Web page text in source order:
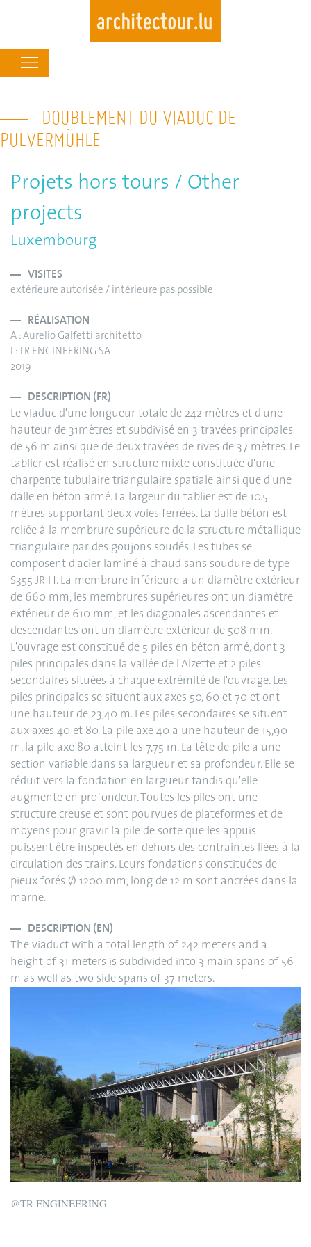
main
navigation
DOUBLEMENT DU VIADUC DE
PULVERMÜHLE
Projets hors tours / Other
projects
Luxembourg
VISITES
extérieure autorisée / intérieure pas possible
RÉALISATION
A : Aurelio Galfetti architetto
I : TR ENGINEERING SA
2019
DESCRIPTION (FR)
Le viaduc d'une longueur totale de 242 mètres et d'une
hauteur de 31mètres et subdivisé en 3 travées principales
de 56 m ainsi que de deux travées de rives de 37 mètres. Le
tablier est réalisé en structure mixte constituée d'une
charpente tubulaire triangulaire spatiale ainsi que d'une
dalle en béton armé. La largeur du tablier est de 10.5
mètres supportant deux voies ferrées. La dalle béton est
reliée à la membrure supérieure de la structure métallique
triangulaire par des goujons soudés. Les tubes se
composent d'acier laminé à chaud sans soudure de type
S355 JR H. La membrure inférieure a un diamètre extérieur
de 660 mm, les membrures supérieures ont un diamètre
extérieur de 610 mm, et les diagonales ascendantes et
descendantes ont un diamètre extérieur de 508 mm.
L'ouvrage est constitué de 5 piles en béton armé, dont 3
piles principales dans la vallée de l'Alzette et 2 piles
secondaires situées à chaque extrémité de l'ouvrage. Les
piles principales se situent aux axes 50, 60 et 70 et ont
une hauteur de 23,40 m. Les piles secondaires se situent
aux axes 40 et 80. La pile axe 40 a une hauteur de 15,90
m, la pile axe 80 atteint les 7,75 m. La tête de pile a une
section variable dans sa largueur et sa profondeur. Elle se
réduit vers la fondation en largueur tandis qu'elle
augmente en profondeur. Toutes les piles ont une
structure creuse et sont pourvues de plateformes et de
moyens pour gravir la pile de sorte que les appuis
puissent être inspectés en dehors des contraintes liées à la
circulation des trains. Leurs fondations constituées de
pieux forés Ø 1200 mm, long de 12 m sont ancrées dans la
marne.
DESCRIPTION (EN)
The viaduct with a total length of 242 meters and a
height of 31 meters is subdivided into 3 main spans of 56
m as well as two side spans of 37 meters.
@TR-ENGINEERING